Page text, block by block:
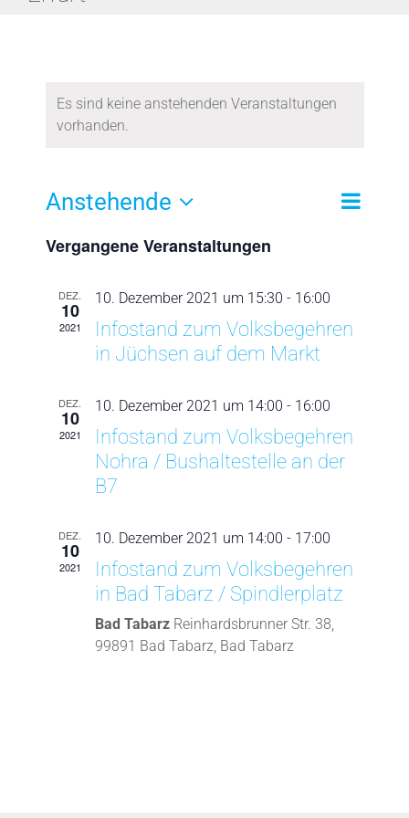
Corona-Politik
Unser Gesetzentwurf
Jetzt aktiv werden!
Es sind keine anstehenden Veranstaltungen
vorhanden.
Suche
Liste
Anstehende
wählen.
Vergangene Veranstaltungen
DEZ.
10
2021
10. Dezember 2021 um 15:30 - 16:00
Infostand zum Volksbegehren
in Jüchsen auf dem Markt
DEZ.
10
2021
10. Dezember 2021 um 14:00 - 16:00
Infostand zum Volksbegehren
Nohra / Bushaltestelle an der
B7
DEZ.
10
2021
10. Dezember 2021 um 14:00 - 17:00
Infostand zum Volksbegehren
in Bad Tabarz / Spindlerplatz
Bad Tabarz Reinhardsbrunner Str. 38,
99891 Bad Tabarz, Bad Tabarz